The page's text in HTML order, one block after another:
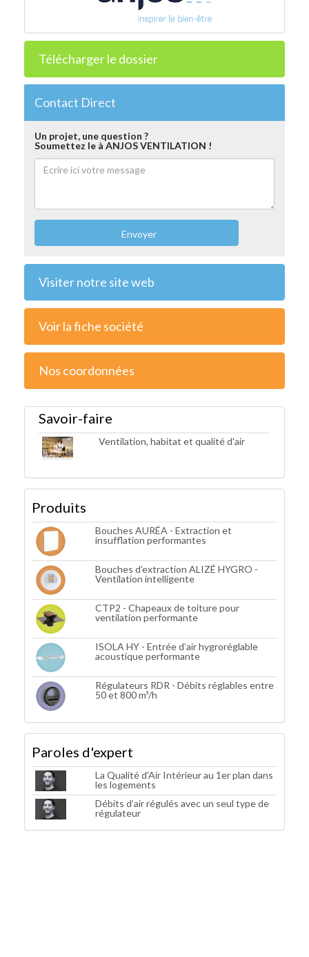
Télécharger le dossier
Contact Direct
Un projet, une question ?
Soumettez le à ANJOS VENTILATION !
Envoyer
Visiter notre site web
Voir la fiche société
Nos coordonnées
Savoir-faire
Ventilation, habitat et qualité d'air
Produits
Bouches AURÉA - Extraction et
insufflation performantes
Bouches d’extraction ALIZÉ HYGRO -
Ventilation intelligente
CTP2 - Chapeaux de toiture pour
ventilation performante
ISOLA HY - Entrée d’air hygroréglable
acoustique performante
Régulateurs RDR - Débits réglables entre
50 et 800 m³/h
Paroles d'expert
La Qualité d'Air Intérieur au 1er plan dans
les logements
Débits d’air régulés avec un seul type de
régulateur